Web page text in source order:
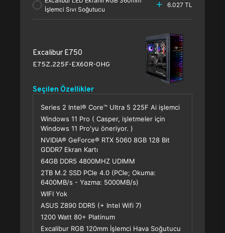
İşlemci Sıvı Soğutucu
6.027 TL
Excalibur E750
E75Z.225F-EX60R-0HG
Seçilen Özellikler
Series 2 Intel® Core™ Ultra 5 225F Ai işlemci
Windows 11 Pro ( Casper, işletmeler için
Windows 11 Pro'yu öneriyor. )
NVIDIA® GeForce® RTX 5060 8GB 128 Bit
GDDR7 Ekran Kartı
64GB DDR5 4800MHZ UDIMM
2TB M.2 SSD PCle 4.0 (PCle; Okuma:
6400MB/s - Yazma: 5000MB/s)
WIFI Yok
ASUS Z890 DDR5 (+ Intel Wifi 7)
1200 Watt 80+ Platinum
Excalibur RGB 120mm İşlemci Hava Soğutucu